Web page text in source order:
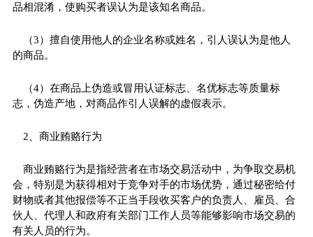
品相混淆，使购买者误认为是该知名商品。
（3）擅自使用他人的企业名称或姓名，引人误认为是他人
的商品。
（4）在商品上伪造或冒用认证标志、名优标志等质量标
志，伪造产地，对商品作引人误解的虚假表示。
2、商业贿赂行为
商业贿赂行为是指经营者在市场交易活动中，为争取交易机
会，特别是为获得相对于竞争对手的市场优势，通过秘密给付
财物或者其他报偿等不正当手段收买客户的负责人、雇员、合
伙人、代理人和政府有关部门工作人员等能够影响市场交易的
有关人员的行为。